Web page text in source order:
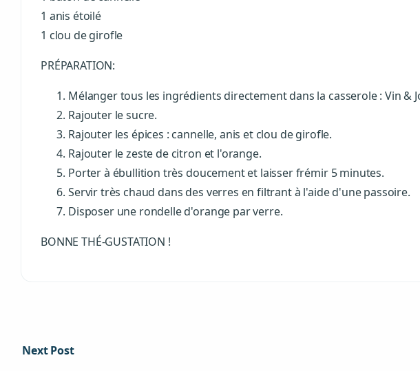
1 anis étoilé
1 clou de girofle
PRÉPARATION:
Mélanger tous les ingrédients directement dans la casserole : Vin &
Rajouter le sucre.
Rajouter les épices : cannelle, anis et clou de girofle.
Rajouter le zeste de citron et l'orange.
Porter à ébullition très doucement et laisser frémir 5 minutes.
Servir très chaud dans des verres en filtrant à l'aide d'une passoire.
Disposer une rondelle d'orange par verre.
BONNE THÉ-GUSTATION !
Next Post